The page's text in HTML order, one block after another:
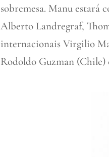
sobremesa. Manu estará
Alberto Landregraf,
internacionais Virgilio
Rodoldo Guzman (Chile)